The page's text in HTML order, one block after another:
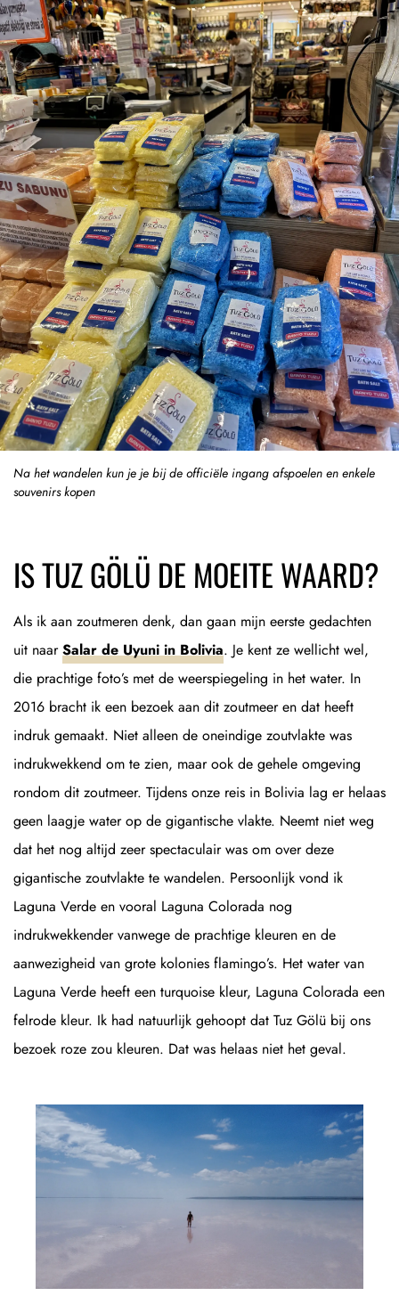
Na het wandelen kun je je bij de officiële ingang afspoelen en enkele
souvenirs kopen
IS TUZ GÖLÜ DE MOEITE WAARD?
Als ik aan zoutmeren denk, dan gaan mijn eerste gedachten
uit naarSalar de Uyuni in Bolivia. Je kent ze wellicht wel,
die prachtige foto’s met de weerspiegeling in het water. In
2016 bracht ik een bezoek aan dit zoutmeer en dat heeft
indruk gemaakt. Niet alleen de oneindige zoutvlakte was
indrukwekkend om te zien, maar ook de gehele omgeving
rondom dit zoutmeer. Tijdens onze reis in Bolivia lag er helaas
geen laagje water op de gigantische vlakte. Neemt niet weg
dat het nog altijd zeer spectaculair was om over deze
gigantische zoutvlakte te wandelen. Persoonlijk vond ik
Laguna Verde en vooral Laguna Colorada nog
indrukwekkender vanwege de prachtige kleuren en de
aanwezigheid van grote kolonies flamingo’s. Het water van
Laguna Verde heeft een turquoise kleur, Laguna Colorada een
felrode kleur. Ik had natuurlijk gehoopt dat Tuz Gölü bij ons
bezoek roze zou kleuren. Dat was helaas niet het geval.